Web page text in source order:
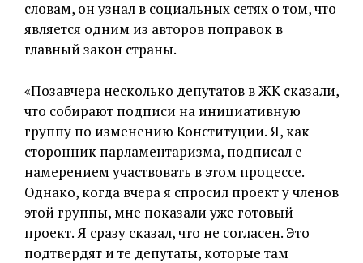
словам, он узнал в социальных сетях о том, что
является одним из авторов поправок в
главный закон страны.
«Позавчера несколько депутатов в ЖК сказали,
что собирают подписи на инициативную
группу по изменению Конституции. Я, как
сторонник парламентаризма, подписал с
намерением участвовать в этом процессе.
Однако, когда вчера я спросил проект у членов
этой группы, мне показали уже готовый
проект. Я сразу сказал, что не согласен. Это
подтвердят и те депутаты, которые там